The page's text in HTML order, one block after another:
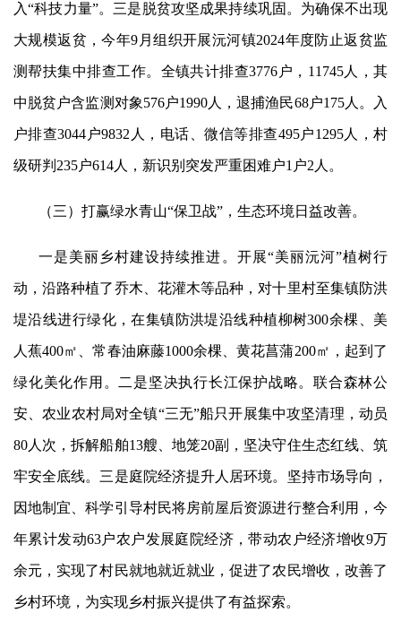
入“科技力量”。三是脱贫攻坚成果持续巩固。为确保不出现
大规模返贫，今年9月组织开展沅河镇2024年度防止返贫监
测帮扶集中排查工作。全镇共计排查3776户，11745人，其
中脱贫户含监测对象576户1990人，退捕渔民68户175人。入
户排查3044户9832人，电话、微信等排查495户1295人，村
级研判235户614人，新识别突发严重困难户1户2人。
（三）打赢绿水青山“保卫战”，生态环境日益改善。
一是美丽乡村建设持续推进。开展“美丽沅河”植树行
动，沿路种植了乔木、花灌木等品种，对十里村至集镇防洪
堤沿线进行绿化，在集镇防洪堤沿线种植柳树300余棵、美
人蕉400㎡、常春油麻藤1000余棵、黄花菖蒲200㎡，起到了
绿化美化作用。二是坚决执行长江保护战略。联合森林公
安、农业农村局对全镇“三无”船只开展集中攻坚清理，动员
80人次，拆解船舶13艘、地笼20副，坚决守住生态红线、筑
牢安全底线。三是庭院经济提升人居环境。坚持市场导向，
因地制宜、科学引导村民将房前屋后资源进行整合利用，今
年累计发动63户农户发展庭院经济，带动农户经济增收9万
余元，实现了村民就地就近就业，促进了农民增收，改善了
乡村环境，为实现乡村振兴提供了有益探索。